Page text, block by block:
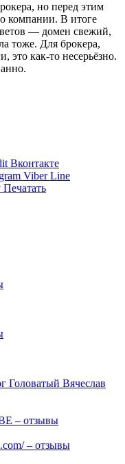
но перед этим
компании. В итоге
— домен свежий,
тоже. Для брокера,
это как-то несерьёзно.
Вконтакте
Viber Line
Печатать
Головатый Вячеслав
– отзывы
– отзывы